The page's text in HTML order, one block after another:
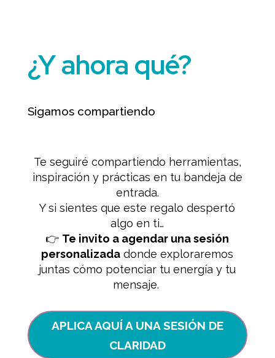
¿Y ahora qué?
Sigamos compartiendo
Te seguiré compartiendo herramientas,
inspiración y prácticas en tu bandeja de
entrada.
Y si sientes que este regalo despertó
algo en ti…
👉 Te invito a agendar una sesión
personalizada donde exploraremos
juntas cómo potenciar tu energía y tu
mensaje.
APLICA AQUÍ A UNA SESIÓN DE
CLARIDAD